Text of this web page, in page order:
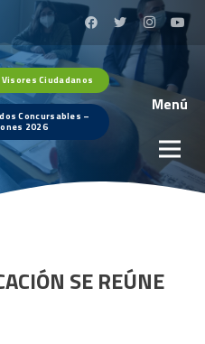
Visores Ciudadanos
Concursables –
2026
Menú
SE REÚNE